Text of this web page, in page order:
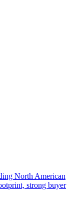
North American
strong buyer